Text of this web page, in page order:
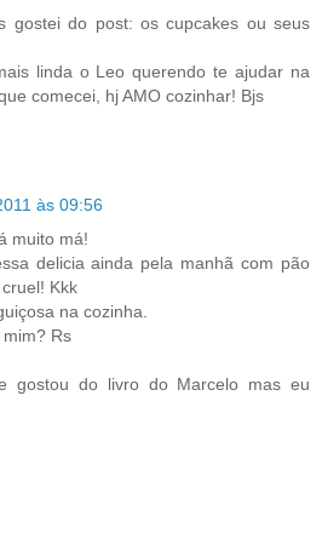
gostei do post: os cupcakes ou seus
linda o Leo querendo te ajudar na
comecei, hj AMO cozinhar! Bjs
às 09:56
muito má!
delicia ainda pela manhã com pão
Kkk
na cozinha.
Rs
gostou do livro do Marcelo mas eu